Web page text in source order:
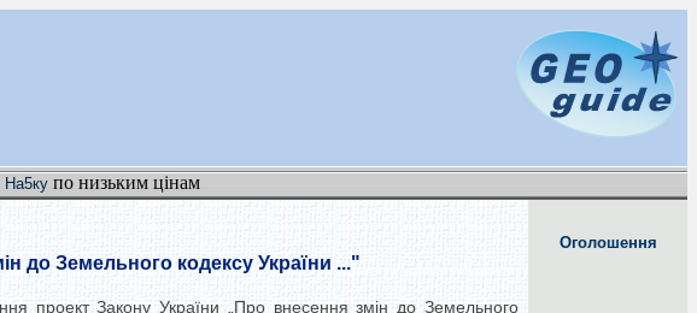
На5ку по низьким цінам
до Земельного кодексу України ..."
проект Закону України „Про внесення змін до Земельного
Оголошення